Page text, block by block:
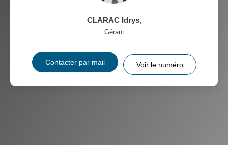
CLARAC Idrys,
Gérant
Contacter par mail Voir le numéro